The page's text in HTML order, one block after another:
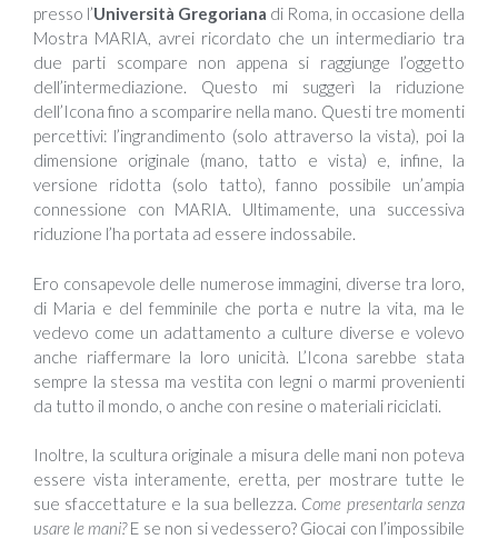
presso l’Università Gregoriana di Roma, in occasione della
Mostra MARIA, avrei ricordato che un intermediario tra
due parti scompare non appena si raggiunge l’oggetto
dell’intermediazione. Questo mi suggerì la riduzione
dell’Icona fino a scomparire nella mano. Questi tre momenti
percettivi: l’ingrandimento (solo attraverso la vista), poi la
dimensione originale (mano, tatto e vista) e, infine, la
versione ridotta (solo tatto), fanno possibile un’ampia
connessione con MARIA. Ultimamente, una successiva
riduzione l’ha portata ad essere indossabile.
Ero consapevole delle numerose immagini, diverse tra loro,
di Maria e del femminile che porta e nutre la vita, ma le
vedevo come un adattamento a culture diverse e volevo
anche riaffermare la loro unicità. L’Icona sarebbe stata
sempre la stessa ma vestita con legni o marmi provenienti
da tutto il mondo, o anche con resine o materiali riciclati.
Inoltre, la scultura originale a misura delle mani non poteva
essere vista interamente, eretta, per mostrare tutte le
sue sfaccettature e la sua bellezza. Come presentarla senza
usare le mani?E se non si vedessero? Giocai con l’impossibile